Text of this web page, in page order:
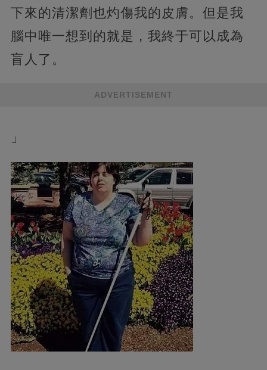
下來的清潔劑也灼傷我的皮膚。但是我
腦中唯一想到的就是，我終于可以成為
盲人了。
ADVERTISEMENT
」